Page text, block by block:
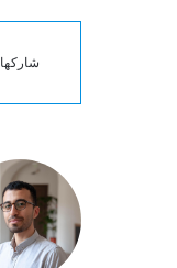
شاركها